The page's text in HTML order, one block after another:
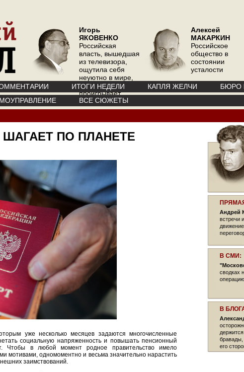
Игорь
ЯКОВЕНКО
Российская
власть, вышедшая
из телевизора,
ощутила себя
неуютно в мире,
где телевизор
проигрывает
интернету
Алексей
МАКАРКИН
Российское
общество в
состоянии
усталости
ИТОГИ НЕДЕЛИ КАПЛЯ ЖЕЛЧИ
БЮРО
ВСЕ СЮЖЕТЫ
ПО ПЛАНЕТЕ
уже несколько месяцев задаются многочисленные
социальную напряженность и повышать пенсионный
Чтобы в любой момент родное правительство имело
мотивами, одномоментно и весьма значительно нарастить
заимствований.
Андрей
встречи
В СМИ:
сводках
В
бравады,
его